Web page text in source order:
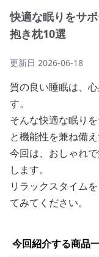
快適な眠りをサ
抱き枕10選
更新日 2026-06-18
質の良い睡眠は、
す。
そんな快適な眠り
と機能性を兼ね備え
今回は、おしゃれ
します。
リラックスタイム
てみてください。
今回紹介する商品